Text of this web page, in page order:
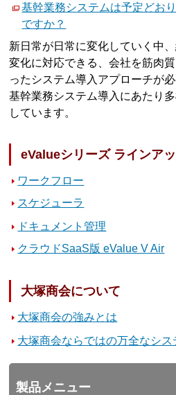
基幹業務システムは予定どお
ですか？
新日常が日常に変化していく中
変化に対応できる、会社を筋肉
ったシステム導入アプローチが
基幹業務システム導入にあたり
しています。
eValueシリーズ ラインア
ワークフロー
スケジューラ
ドキュメント管理
クラウドSaaS版 eValue V Air
大塚商会について
大塚商会の強みとは
大塚商会ならではの万全なシス
製品メニュー